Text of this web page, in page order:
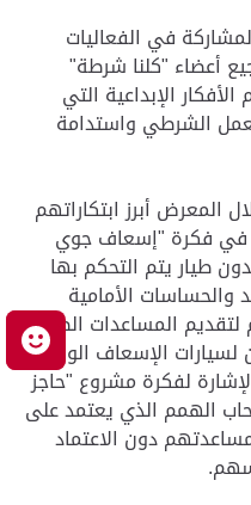
في الفعاليات
أعضاء "كلنا شرطة"
الإبداعية التي
الشرطي واستدامة
أبرز ابتكاراتهم
في فكرة "إسعاف جوي
طيار يتم التحكم بها
الأمامية
المساعدات الطبية
لسيارات الإسعاف الوصول
لفكرة مشروع "حاجز
الهمم الذي يعتمد على
دون الاعتماد